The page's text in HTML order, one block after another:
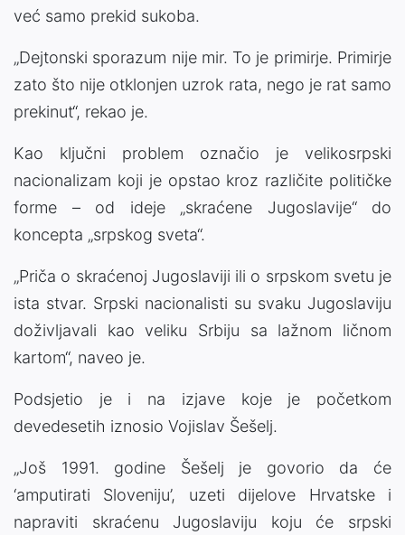
već samo prekid sukoba.
„Dejtonski sporazum nije mir. To je primirje. Primirje
zato što nije otklonjen uzrok rata, nego je rat samo
prekinut“, rekao je.
Kao ključni problem označio je velikosrpski
nacionalizam koji je opstao kroz različite političke
forme – od ideje „skraćene Jugoslavije“ do
koncepta „srpskog sveta“.
„Priča o skraćenoj Jugoslaviji ili o srpskom svetu je
ista stvar. Srpski nacionalisti su svaku Jugoslaviju
doživljavali kao veliku Srbiju sa lažnom ličnom
kartom“, naveo je.
Podsjetio je i na izjave koje je početkom
devedesetih iznosio Vojislav Šešelj.
„Još 1991. godine Šešelj je govorio da će
‘amputirati Sloveniju’, uzeti dijelove Hrvatske i
napraviti skraćenu Jugoslaviju koju će srpski